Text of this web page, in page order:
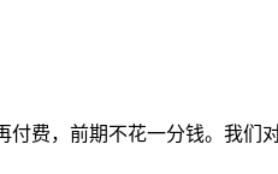
费，前期不花一分钱。我们